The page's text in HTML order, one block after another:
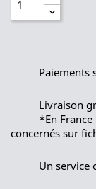
Paiements
Livraison
*En
concernés sur
Un service